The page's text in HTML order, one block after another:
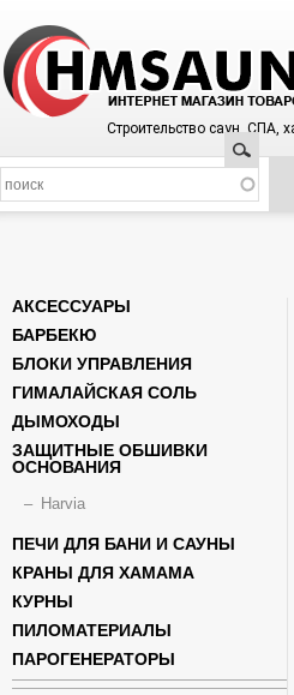
Строительство саун, СПА,
Поиск
АКСЕССУАРЫ
БАРБЕКЮ
БЛОКИ УПРАВЛЕНИЯ
ГИМАЛАЙСКАЯ СОЛЬ
ДЫМОХОДЫ
ЗАЩИТНЫЕ ОБШИВКИ
ОСНОВАНИЯ
Harvia
ПЕЧИ ДЛЯ БАНИ И САУНЫ
КРАНЫ ДЛЯ ХАМАМА
КУРНЫ
ПИЛОМАТЕРИАЛЫ
ПАРОГЕНЕРАТОРЫ